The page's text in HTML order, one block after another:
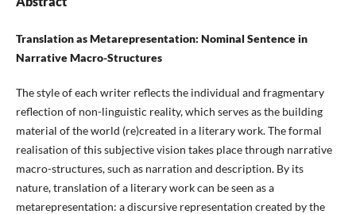
Translation as Metarepresentation: Nominal Sentence in
Narrative Macro-Structures
The style of each writer reflects the individual and fragmentary
reflection of non-linguistic reality, which serves as the building
material of the world (re)created in a literary work. The formal
realisation of this subjective vision takes place through narrative
macro-structures, such as narration and description. By its
nature, translation of a literary work can be seen as a
metarepresentation: a discursive representation created by the